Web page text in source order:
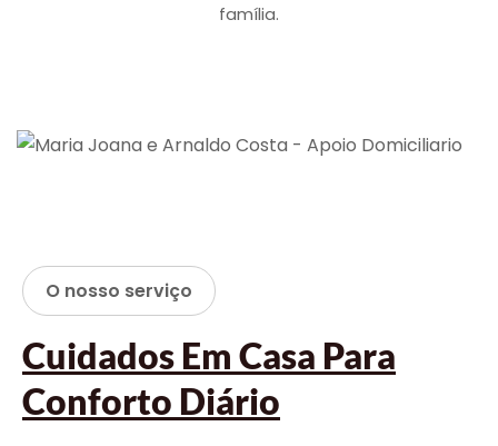
família.
O nosso serviço
Cuidados Em Casa Para
Conforto Diário